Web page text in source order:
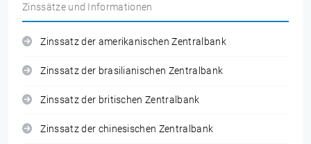
Zinssätze und Informationen
Zinssatz der amerikanischen Zentralbank
Zinssatz der brasilianischen Zentralbank
Zinssatz der britischen Zentralbank
Zinssatz der chinesischen Zentralbank